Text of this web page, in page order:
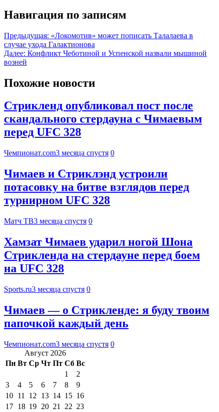
Навигация по записям
Предыдущая: «Локомотив» может пописать Талалаева в
случае ухода Галактионова
Далее: Конфликт Чеботиной и Успенской назвали мышиной
возней
Похожие новости
Стрикленд опубликовал пост после
скандального стердауна с Чимаевым
перед UFC 328
Чемпионат.com3 месяца спустя 0
Чимаев и Стриклэнд устроили
потасовку на битве взглядов перед
турнирном UFC 328
Матч ТВ3 месяца спустя 0
Хамзат Чимаев ударил ногой Шона
Стрикленда на стердауне перед боем
на UFC 328
Sports.ru3 месяца спустя 0
Чимаев — о Стрикленде: я буду твоим
папочкой каждый день
Чемпионат.com3 месяца спустя 0
Август 2026
Пн Вт Ср Чт Пт Сб Вс
1
2
3
4 5 6 7 8
9
10 11 12 13 14 15 16
17 18 19 20 21 22 23